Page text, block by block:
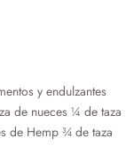
y endulzantes
de nueces ¼ de taza
de Hemp ¾ de taza